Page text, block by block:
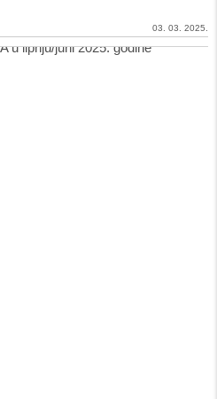
03. 03. 2025.